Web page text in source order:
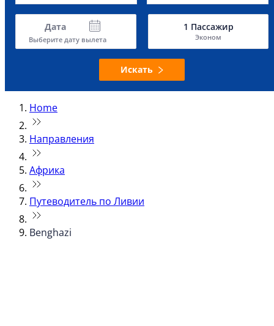
Дата
Выберите дату вылета
1 Пассажир
Эконом
Искать
Home
Направления
Африка
Путеводитель по Ливии
Benghazi